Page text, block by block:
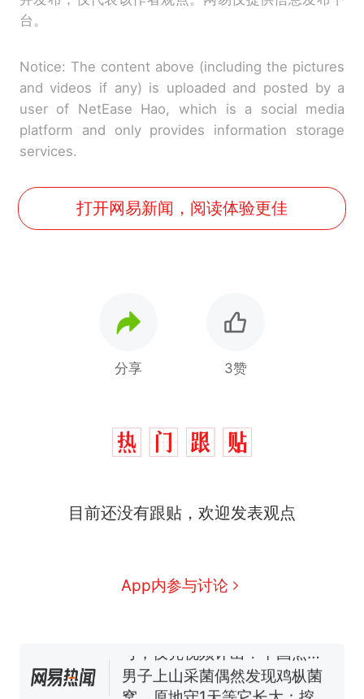
台。
Notice: The content above (including the pictures
and videos if any) is uploaded and posted by a
user of NetEase Hao, which is a social media
platform and only provides information storage
services.
打开网易新闻，阅读体验更佳
分享 3赞
目前还没有跟贴，欢迎发表观点
App内参与讨论
新 那个在床头放菜刀的女孩，
因老师一句“跟我回家”改写了
协会回应
男子上山采菌偶然发现鸡枞菌
窝，原地守1天等它长大：挖了